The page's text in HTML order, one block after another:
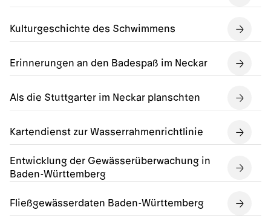
Kulturgeschichte des Schwimmens
Erinnerungen an den Badespaß im Neckar
Als die Stuttgarter im Neckar planschten
Kartendienst zur Wasserrahmenrichtlinie
Entwicklung der Gewässerüberwachung in
Baden-Württemberg
Fließgewässerdaten Baden-Württemberg